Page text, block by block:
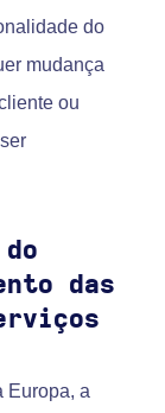
do
mudança
ou
das
Europa, a